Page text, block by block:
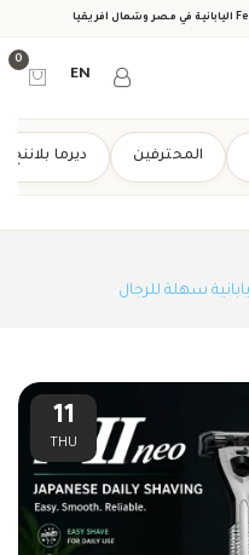
EN
0
المحترفين ديرما بلاننج
11
THU